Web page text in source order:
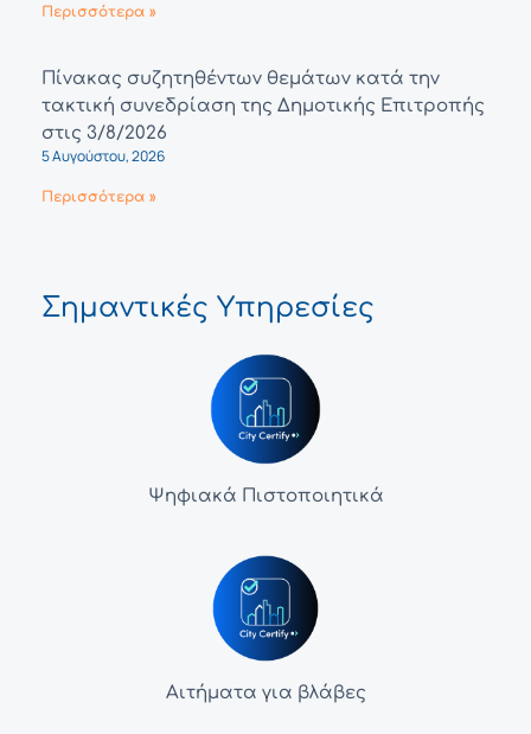
Περισσότερα »
Πίνακας συζητηθέντων θεμάτων κατά την
τακτική συνεδρίαση της Δημοτικής Επιτροπής
στις 3/8/2026
5 Αυγούστου, 2026
Περισσότερα »
Σημαντικές Υπηρεσίες
Ψηφιακά Πιστοποιητικά
Αιτήματα για βλάβες